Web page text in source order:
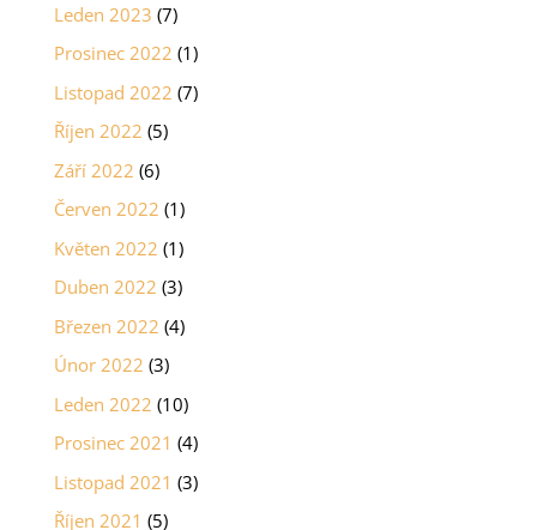
Leden 2023 (7)
Prosinec 2022 (1)
Listopad 2022 (7)
Říjen 2022 (5)
Září 2022 (6)
Červen 2022 (1)
Květen 2022 (1)
Duben 2022 (3)
Březen 2022 (4)
Únor 2022 (3)
Leden 2022 (10)
Prosinec 2021 (4)
Listopad 2021 (3)
Říjen 2021 (5)